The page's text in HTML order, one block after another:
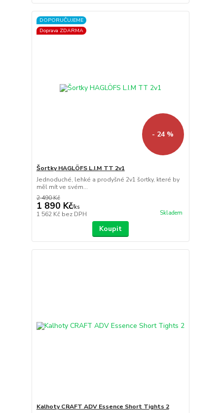
DOPORUČUJEME
Doprava ZDARMA
- 24 %
Šortky HAGLÖFS L.I.M TT 2v1
Jednoduché, lehké a prodyšné 2v1 šortky, které by
měl mít ve svém...
2 490 Kč
1 890 Kč/ks
1 562 Kč bez DPH Skladem
Koupit
Kalhoty CRAFT ADV Essence Short Tights 2